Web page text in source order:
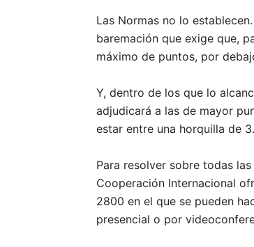
Las Normas no lo
baremación que exige que,
máximo de puntos, por
Y, dentro de los que lo
adjudicará a las de mayor
estar entre una horquilla de
Para resolver sobre todas
Cooperación Internacional
2800 en el que se pueden
presencial o por